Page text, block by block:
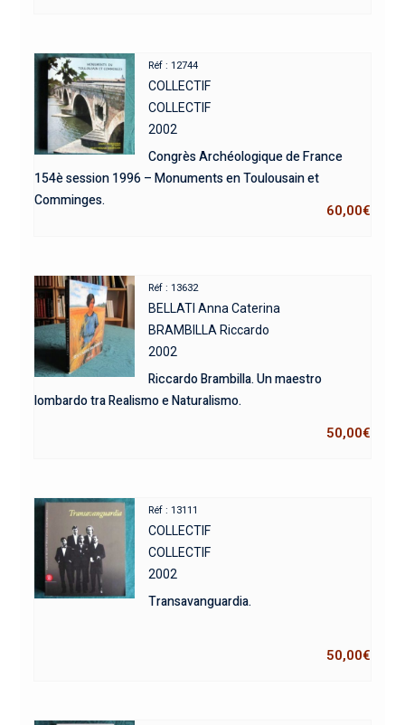
Réf : 12744
COLLECTIF
COLLECTIF
2002
Congrès Archéologique de France
154è session 1996 – Monuments en Toulousain et
Comminges.
60,00€
Réf : 13632
BELLATI Anna Caterina
BRAMBILLA Riccardo
2002
Riccardo Brambilla. Un maestro
lombardo tra Realismo e Naturalismo.
50,00€
Réf : 13111
COLLECTIF
COLLECTIF
2002
Transavanguardia.
50,00€